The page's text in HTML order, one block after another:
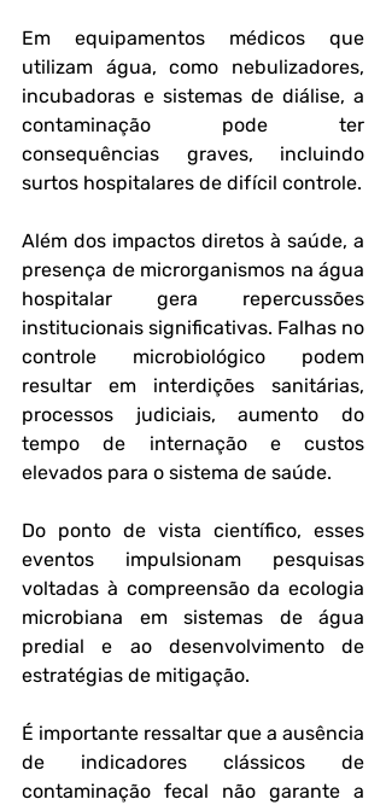
Em equipamentos médicos que
utilizam água, como nebulizadores,
incubadoras e sistemas de diálise, a
contaminação pode ter
consequências graves, incluindo
surtos hospitalares de difícil controle.
Além dos impactos diretos à saúde, a
presença de microrganismos na água
hospitalar gera repercussões
institucionais significativas. Falhas no
controle microbiológico podem
resultar em interdições sanitárias,
processos judiciais, aumento do
tempo de internação e custos
elevados para o sistema de saúde.
Do ponto de vista científico, esses
eventos impulsionam pesquisas
voltadas à compreensão da ecologia
microbiana em sistemas de água
predial e ao desenvolvimento de
estratégias de mitigação.
É importante ressaltar que a ausência
de indicadores clássicos de
contaminação fecal não garante a